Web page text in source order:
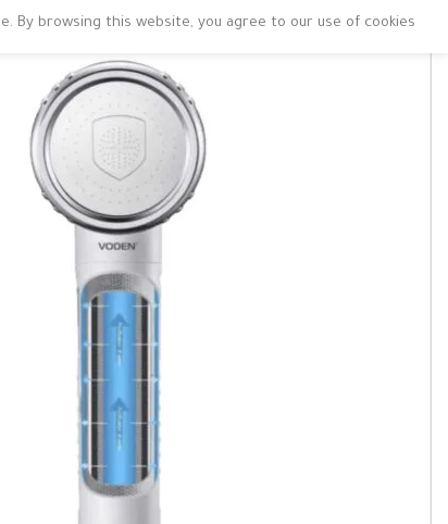
By browsing this website, you agree to our use of cookies.